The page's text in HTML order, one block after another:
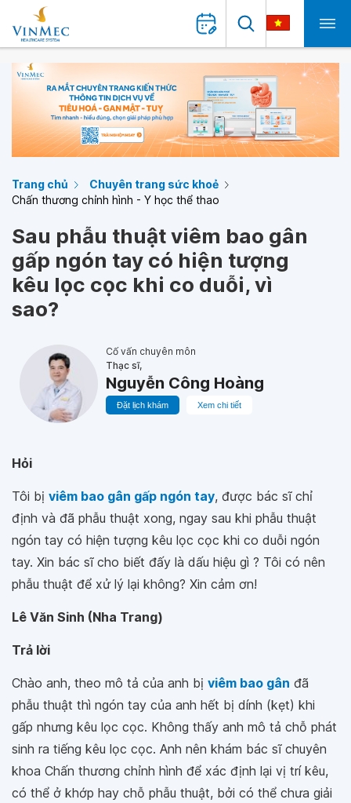
Trang chủ
Chuyên trang sức khoẻ
Chấn thương chỉnh hình - Y học thể thao
Sau phẫu thuật viêm bao gân
gấp ngón tay có hiện tượng
kêu lọc cọc khi co duỗi, vì
sao?
Cố vấn chuyên môn
Thạc sĩ,
Nguyễn Công Hoàng
Đặt lịch khám Xem chi tiết
Hỏi
Tôi bị viêm bao gân gấp ngón tay, được bác sĩ chỉ
định và đã phẫu thuật xong, ngay sau khi phẫu thuật
ngón tay có hiện tượng kêu lọc cọc khi co duỗi ngón
tay. Xin bác sĩ cho biết đấy là dấu hiệu gì ? Tôi có nên
phẫu thuật để xử lý lại không? Xin cảm ơn!
Lê Văn Sinh (Nha Trang)
Trả lời
Chào anh, theo mô tả của anh bị viêm bao gân đã
phẫu thuật thì ngón tay của anh hết bị dính (kẹt) khi
gấp nhưng kêu lọc cọc. Không thấy anh mô tả chỗ phát
sinh ra tiếng kêu lọc cọc. Anh nên khám bác sĩ chuyên
khoa Chấn thương chỉnh hình để xác định lại vị trí kêu,
có thể ở khớp hay chỗ phẫu thuật, bởi có thể chưa giải